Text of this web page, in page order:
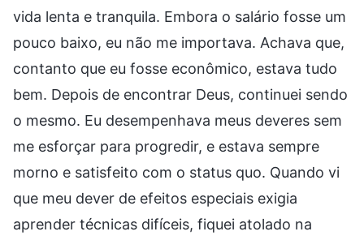
vida lenta e tranquila. Embora o salário fosse um
pouco baixo, eu não me importava. Achava que,
contanto que eu fosse econômico, estava tudo
bem. Depois de encontrar Deus, continuei sendo
o mesmo. Eu desempenhava meus deveres sem
me esforçar para progredir, e estava sempre
morno e satisfeito com o status quo. Quando vi
que meu dever de efeitos especiais exigia
aprender técnicas difíceis, fiquei atolado na